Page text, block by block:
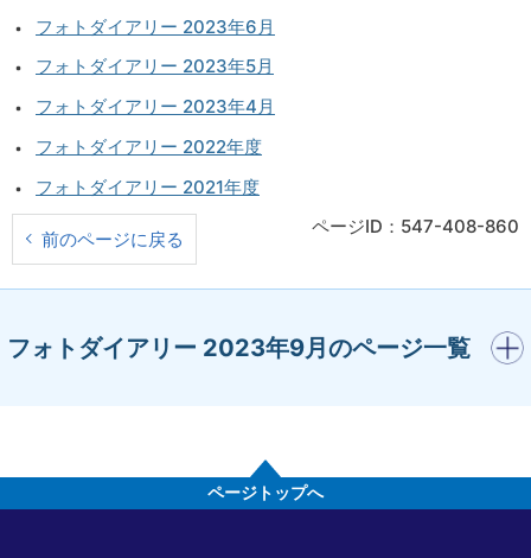
フォトダイアリー 2023年6月
フォトダイアリー 2023年5月
フォトダイアリー 2023年4月
フォトダイアリー 2022年度
フォトダイアリー 2021年度
前のページに戻る
ページID：547-408-860
フォトダイアリー 2023年9月のページ一覧
開く
ページトップへ